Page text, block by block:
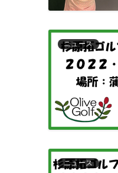
ニュース
ニュース